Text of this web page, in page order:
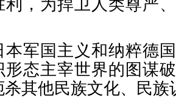
利，为捍卫人类尊严
本军国主义和纳粹德
形态主宰世界的图谋
杀其他民族文化、民